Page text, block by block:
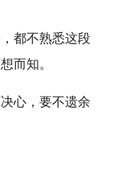
都不熟悉这段
而知。
心，要不遗余